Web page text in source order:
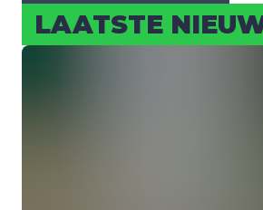
LAAT­STE